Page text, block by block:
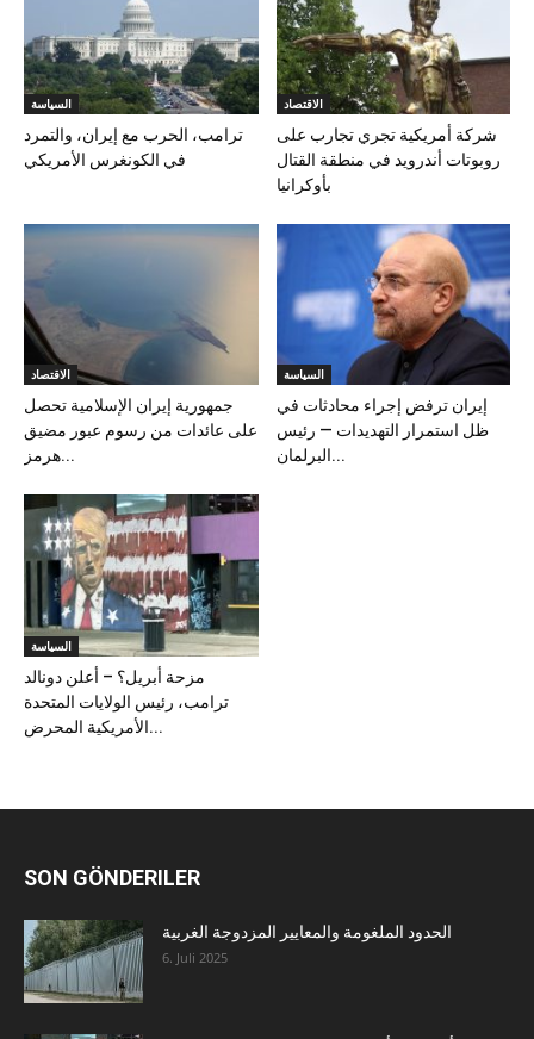
السياسة
ترامب، الحرب مع إيران، والتمرد
في الكونغرس الأمريكي
الاقتصاد
شركة أمريكية تجري تجارب على
روبوتات أندرويد في منطقة القتال
بأوكرانيا
الاقتصاد
جمهورية إيران الإسلامية تحصل
على عائدات من رسوم عبور مضيق
هرمز...
السياسة
إيران ترفض إجراء محادثات في
ظل استمرار التهديدات — رئيس
البرلمان...
السياسة
مزحة أبريل؟ – أعلن دونالد
ترامب، رئيس الولايات المتحدة
الأمريكية المحرض...
SON GÖNDERILER
الحدود الملغومة والمعايير المزدوجة الغربية
6. Juli 2025